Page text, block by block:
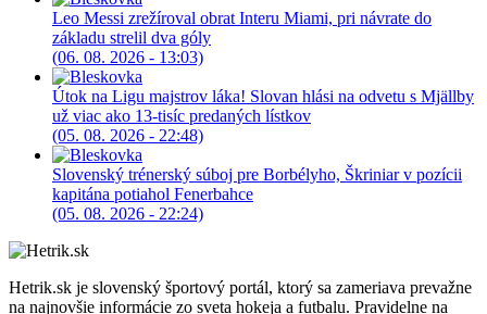
Leo Messi zrežíroval obrat Interu Miami, pri návrate do
základu strelil dva góly
(06. 08. 2026 - 13:03)
Útok na Ligu majstrov láka! Slovan hlási na odvetu s Mjällby
už viac ako 13-tisíc predaných lístkov
(05. 08. 2026 - 22:48)
Slovenský trénerský súboj pre Borbélyho, Škriniar v pozícii
kapitána potiahol Fenerbahce
(05. 08. 2026 - 22:24)
Hetrik.sk je slovenský športový portál, ktorý sa zameriava prevažne
na najnovšie informácie zo sveta hokeja a futbalu. Pravidelne na